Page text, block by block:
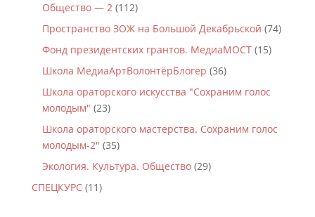
Общество — 2(112)
Пространство ЗОЖ на Большой Декабрьской (74)
Фонд президентских грантов. МедиаМОСТ(15)
Школа МедиаАртВолонтёрБлогер (36)
Школа ораторского искусства "Сохраним голос
молодым" (23)
Школа ораторского мастерства. Сохраним голос
молодым-2" (35)
Экология. Культура. Общество(29)
СПЕЦКУРС(11)